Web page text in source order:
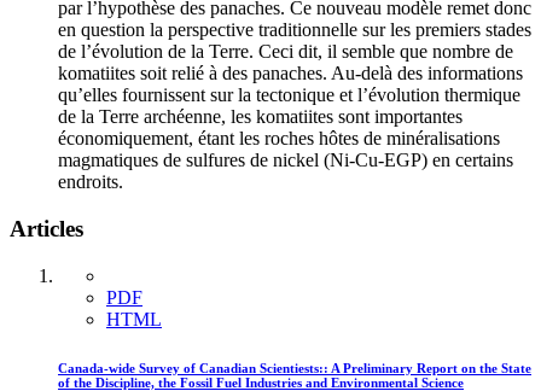
par l’hypothèse des panaches. Ce nouveau modèle remet donc
en question la perspective traditionnelle sur les premiers stades
de l’évolution de la Terre. Ceci dit, il semble que nombre de
komatiites soit relié à des panaches. Au-delà des informations
qu’elles fournissent sur la tectonique et l’évolution thermique
de la Terre archéenne, les komatiites sont importantes
économiquement, étant les roches hôtes de minéralisations
magmatiques de sulfures de nickel (Ni-Cu-EGP) en certains
endroits.
Articles
PDF
HTML
Canada-wide Survey of Canadian Scientiests:: A Preliminary Report on the State
of the Discipline, the Fossil Fuel Industries and Environmental Science